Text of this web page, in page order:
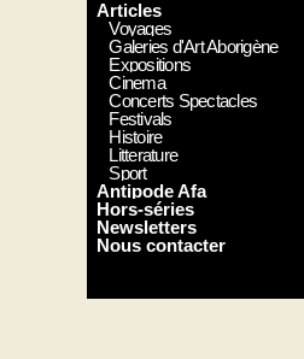
Articles
Voyages
Galeries d'Art Aborigène
Expositions
Cinema
Concerts Spectacles
Festivals
Histoire
Litterature
Sport
Antipode Afa
Hors-séries
Newsletters
Nous contacter